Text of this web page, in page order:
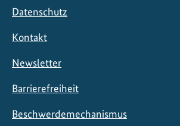
Datenschutz
Kontakt
Newsletter
Barrierefreiheit
Beschwerdemechanismus